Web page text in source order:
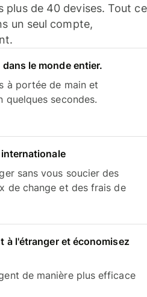
plus de 40 devises. Tout ce
un seul compte,
le monde entier.
à portée de main et
quelques secondes.
sans vous soucier des
de change et des frais de
à l'étranger et économisez
de manière plus efficace